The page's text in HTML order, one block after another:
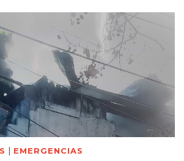
| EMERGENCIAS